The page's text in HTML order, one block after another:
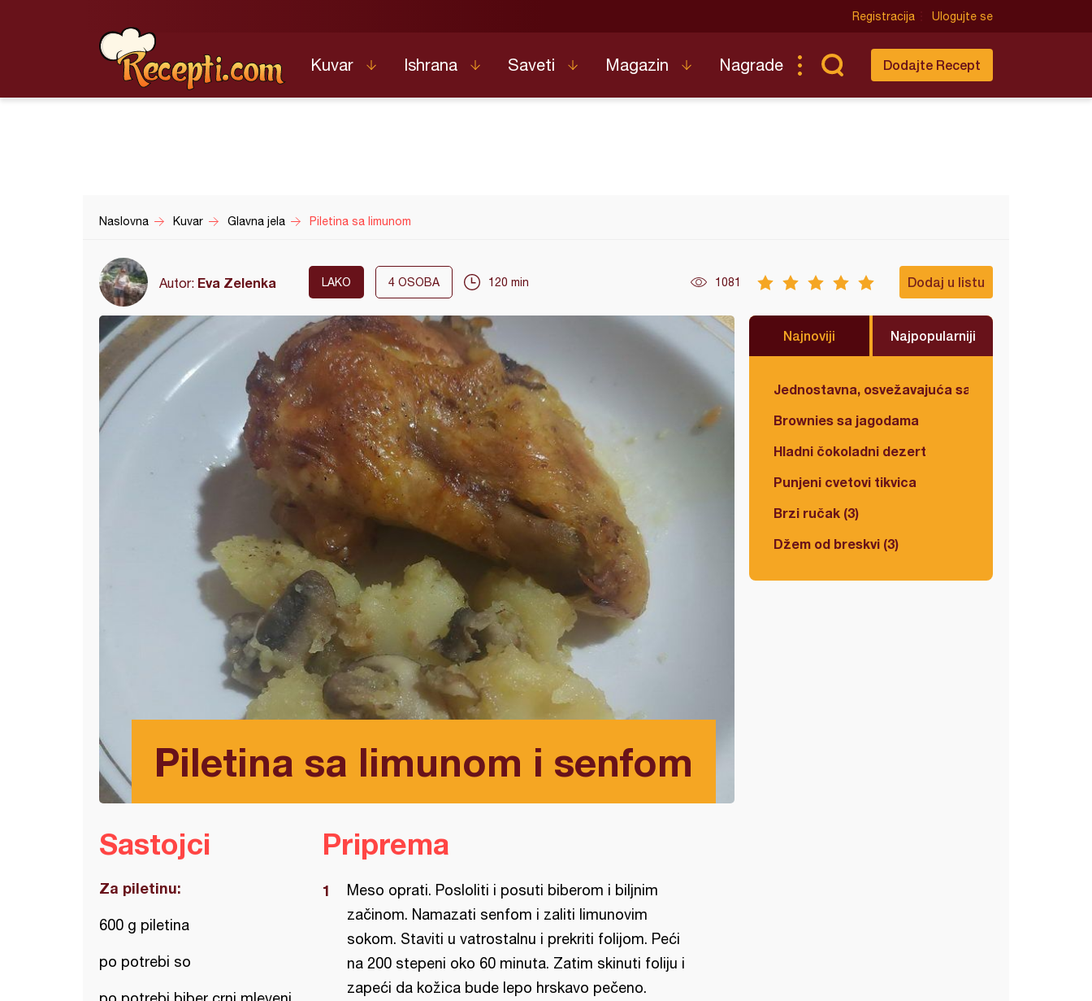
Registracija Ulogujte se
Kuvar Ishrana Saveti Magazin Nagrade Dodajte Recept
Naslovna Kuvar Glavna jela Piletina sa limunom
Autor: Eva Zelenka LAKO 4 OSOBA 120 min 1081 Dodaj u listu
Piletina sa limunom i senfom
Najnoviji Najpopularniji
Jednostavna, osvežavajuća salata
Brownies sa jagodama
Hladni čokoladni dezert
Punjeni cvetovi tikvica
Brzi ručak (3)
Džem od breskvi (3)
Sastojci
Za piletinu:
600 g piletina
po potrebi so
Priprema
Meso oprati. Posloliti i posuti biberom i biljnim
začinom. Namazati senfom i zaliti limunovim
sokom. Staviti u vatrostalnu i prekriti folijom. Peći
na 200 stepeni oko 60 minuta. Zatim skinuti foliju i
zapeći da kožica bude lepo hrskavo pečeno.